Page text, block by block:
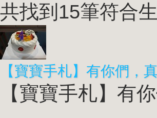
共找到15筆符合
【寶寶手札】有你們，
【寶寶手札】有